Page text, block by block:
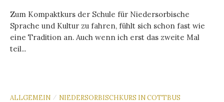
Zum Kompaktkurs der Schule für Niedersorbische
Sprache und Kultur zu fahren, fühlt sich schon fast wie
eine Tradition an. Auch wenn ich erst das zweite Mal
teil...
ALLGEMEIN / NIEDERSORBISCHKURS IN COTTBUS